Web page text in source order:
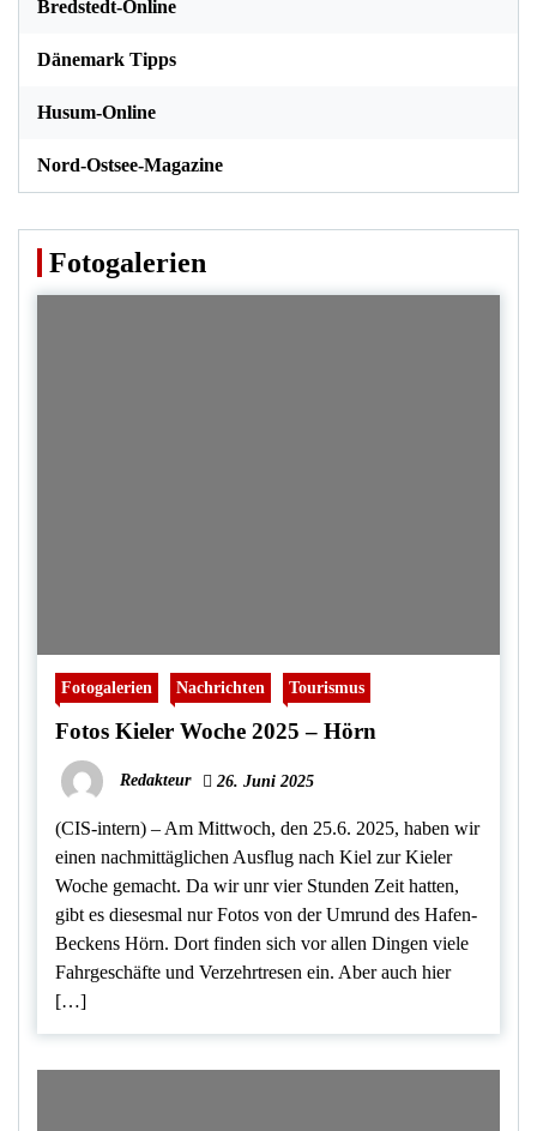
Bredstedt-Online
Dänemark Tipps
Husum-Online
Nord-Ostsee-Magazine
Fotogalerien
Fotogalerien Nachrichten Tourismus
Fotos Kieler Woche 2025 – Hörn
Redakteur 26. Juni 2025
(CIS-intern) – Am Mittwoch, den 25.6. 2025, haben wir
einen nachmittäglichen Ausflug nach Kiel zur Kieler
Woche gemacht. Da wir unr vier Stunden Zeit hatten,
gibt es diesesmal nur Fotos von der Umrund des Hafen-
Beckens Hörn. Dort finden sich vor allen Dingen viele
Fahrgeschäfte und Verzehrtresen ein. Aber auch hier
[…]